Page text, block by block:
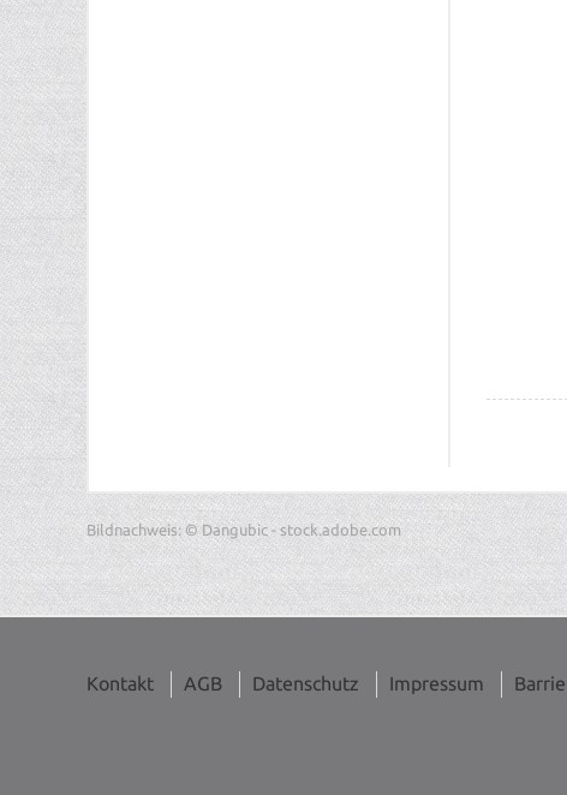
Bildnachweis: © Dangubic - stock.adobe.com
Kontakt AGB Datenschutz Impressum